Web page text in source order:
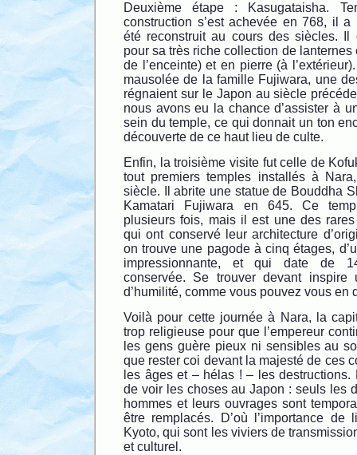
Deuxième étape : Kasugataisha.
construction s’est achevée en 768, il
été reconstruit au cours des siècles. Il
pour sa très riche collection de lanternes
de l’enceinte) et en pierre (à
mausolée de la famille Fujiwara, une
régnaient sur le Japon au siècle
nous avons eu la chance d’assister à
sein du temple, ce qui donnait un ton
découverte de ce haut lieu de culte.
Enfin, la troisième visite fut celle de
tout premiers temples installés à
siècle. Il abrite une statue de Bouddha
Kamatari Fujiwara en 645. Ce
plusieurs fois, mais il est une des
qui ont conservé leur architecture
on trouve une pagode à cinq étages,
impressionnante, et qui date de
conservée. Se trouver devant inspire
d’humilité, comme vous pouvez vous en
Voilà pour cette journée à Nara, la
trop religieuse pour que l’empereur
les gens guère pieux ni sensibles au
que rester coi devant la majesté de ces
les âges et – hélas ! – les
de voir les choses au Japon : seuls les
hommes et leurs ouvrages sont
être remplacés. D’où l’importance de
Kyoto, qui sont les viviers de
et culturel.